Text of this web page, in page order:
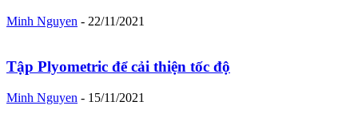
Minh Nguyen - 22/11/2021
Tập Plyometric để cải thiện tốc độ
Minh Nguyen - 15/11/2021